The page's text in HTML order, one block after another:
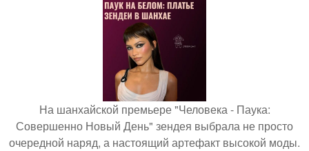
На шанхайской премьере "Человека - Паука:
Совершенно Новый День" зендея выбрала не просто
очередной наряд, а настоящий артефакт высокой моды.